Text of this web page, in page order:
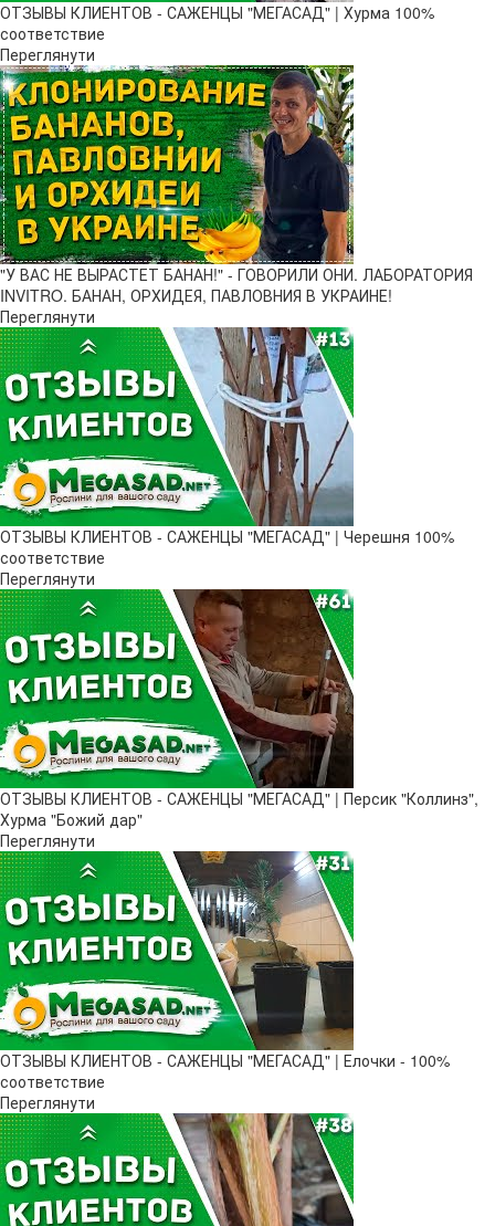
ОТЗЫВЫ КЛИЕНТОВ - САЖЕНЦЫ "МЕГАСАД" | Хурма 100%
соответствие
Переглянути
"У ВАС НЕ ВЫРАСТЕТ БАНАН!" - ГОВОРИЛИ ОНИ. ЛАБОРАТОРИЯ
INVITRO. БАНАН, ОРХИДЕЯ, ПАВЛОВНИЯ В УКРАИНЕ!
Переглянути
ОТЗЫВЫ КЛИЕНТОВ - САЖЕНЦЫ "МЕГАСАД" | Черешня 100%
соответствие
Переглянути
ОТЗЫВЫ КЛИЕНТОВ - САЖЕНЦЫ "МЕГАСАД" | Персик "Коллинз",
Хурма "Божий дар"
Переглянути
ОТЗЫВЫ КЛИЕНТОВ - САЖЕНЦЫ "МЕГАСАД" | Елочки - 100%
соответствие
Переглянути